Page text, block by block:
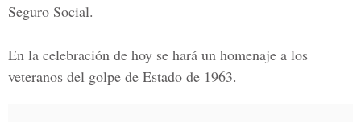
Seguro Social.
En la celebración de hoy se hará un homenaje a los
veteranos del golpe de Estado de 1963.